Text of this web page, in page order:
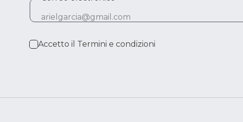
Accetto il Termini e condizioni